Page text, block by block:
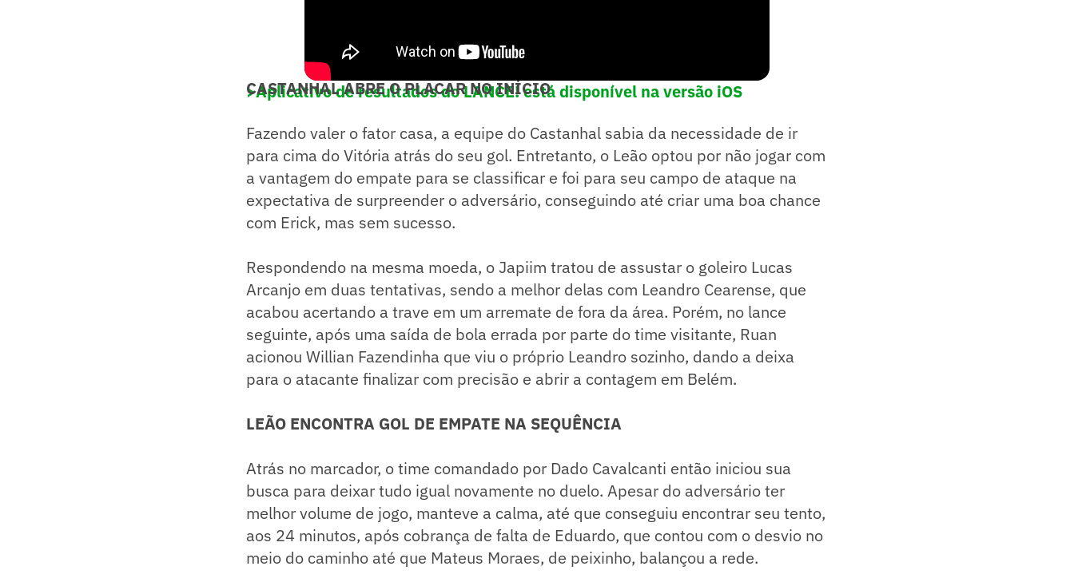
>Aplicativo de resultados do LANCE! está disponível na versão iOS
CASTANHAL ABRE O PLACAR NO INÍCIO
Fazendo valer o fator casa, a equipe do Castanhal sabia da necessidade de ir
para cima do Vitória atrás do seu gol. Entretanto, o Leão optou por não jogar com
a vantagem do empate para se classificar e foi para seu campo de ataque na
expectativa de surpreender o adversário, conseguindo até criar uma boa chance
com Erick, mas sem sucesso.
Respondendo na mesma moeda, o Japiim tratou de assustar o goleiro Lucas
Arcanjo em duas tentativas, sendo a melhor delas com Leandro Cearense, que
acabou acertando a trave em um arremate de fora da área. Porém, no lance
seguinte, após uma saída de bola errada por parte do time visitante, Ruan
acionou Willian Fazendinha que viu o próprio Leandro sozinho, dando a deixa
para o atacante finalizar com precisão e abrir a contagem em Belém.
LEÃO ENCONTRA GOL DE EMPATE NA SEQUÊNCIA
Atrás no marcador, o time comandado por Dado Cavalcanti então iniciou sua
busca para deixar tudo igual novamente no duelo. Apesar do adversário ter
melhor volume de jogo, manteve a calma, até que conseguiu encontrar seu tento,
aos 24 minutos, após cobrança de falta de Eduardo, que contou com o desvio no
meio do caminho até que Mateus Moraes, de peixinho, balançou a rede.